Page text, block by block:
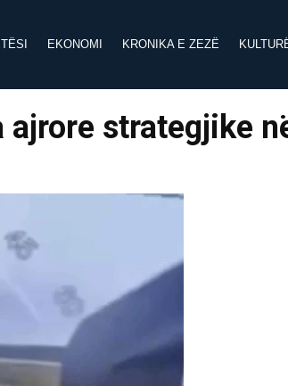
EKONOMI KRONIKA E ZEZË
ajrore strategjike